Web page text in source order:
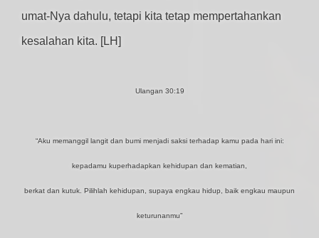
umat-Nya dahulu, tetapi kita tetap mempertahankan
kesalahan kita. [LH]
Ulangan 30:19
“Aku memanggil langit dan bumi menjadi saksi terhadap kamu pada hari ini:
kepadamu kuperhadapkan kehidupan dan kematian,
berkat dan kutuk. Pilihlah kehidupan, supaya engkau hidup, baik engkau maupun
keturunanmu”